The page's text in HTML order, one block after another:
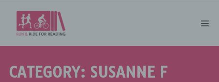
CATEGORY: SUSANNE F